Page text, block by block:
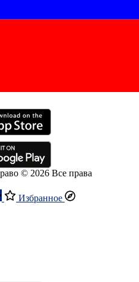
© 2026 Все права
Избранное